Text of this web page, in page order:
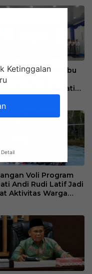
Tanah Bumbu
Jadi
2026, Bupati
Disiplin dan
Voli Program
Andi Rudi Latif Jadi
Aktivitas Warga
Ketinggalan